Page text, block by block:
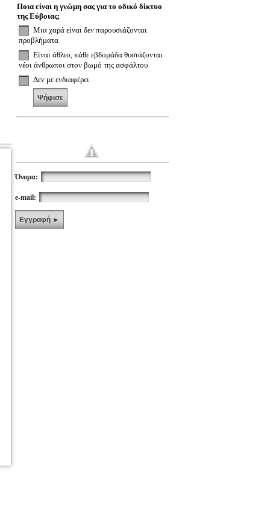
Ποια είναι η γνώμη σας για το οδικό δίκτυο
της Εύβοιας;
Μια χαρά είναι δεν παρουσιάζονται
προβλήματα
Είναι άθλιο, κάθε εβδομάδα θυσιάζονται
νέοι άνθρωποι στον βωμό της ασφάλτου
Δεν με ενδιαφέρει
Ψήφισε
Όνομα:
e-mail:
Εγγραφή ►